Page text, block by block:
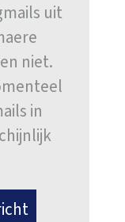
uit
niet.
in